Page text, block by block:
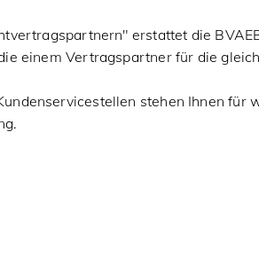
erstattet die
einem Vertragspartner für die
stehen Ihnen für